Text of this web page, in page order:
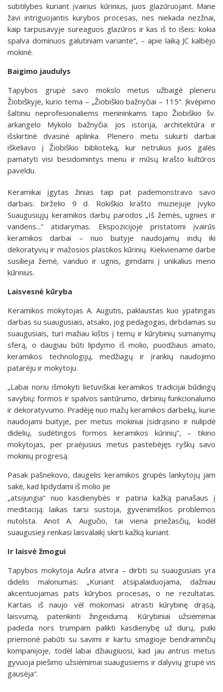
subtilybes kuriant įvairius kūrinius, juos glazūruojant. Mane
žavi intriguojantis kurybos procesas, nes niekada nezžnai,
kaip tarpusavyje sureaguos glazūros ir kas iš to išeis: kokia
spalva dominuos galutiniam variante“, – apie laiką JC kalbėjo
mokinė.
Baigimo jaudulys
Tapybos grupė savo mokslo metus užbaigė pleneru
Žiobiškyje, kurio tema – „Žiobiškio bažnyčiai – 115“. Įkvėpimo
šaltiniu neprofesionaliems menininkams tapo Žiobiškio šv.
arkangelo Mykolo bažnyčia: jos istorija, architektūra ir
išskirtinė dvasinė aplinka. Plenero metu sukurti darbai
iškeliavo į Žiobiškio biblioteką, kur netrukus juos galės
pamatyti visi besidomintys menu ir mūsų krašto kultūros
paveldu.
Keramikai įgytas žinias taip pat pademonstravo savo
darbais: birželio 9 d. Rokiškio krašto muziejuje įvyko
Suaugusiųjų keramikos darbų parodos „Iš žemės, ugnies ir
vandens...“ atidarymas. Ekspozicijoje pristatomi įvairūs
keramikos darbai – nuo buityje naudojamų indų iki
dekoratyvių ir mažosios plastikos kūrinių. Kiekviename darbe
susilieja žemė, vanduo ir ugnis, gimdami į unikalius meno
kūrinius.
Laisvesnė kūryba
Keramikos mokytojas A. Augutis, paklaustas kuo ypatingas
darbas su suaugusiais, atsako, jog pedagogas, dirbdamas su
suaugusiais, turi mažiau kištis į temų ir kūrybinių sumanymų
sferą, o daugiau būti lipdymo iš molio, puodžiaus amato,
keramikos technologijų, medžiagų ir įrankių naudojimo
patarėju ir mokytoju.
„Labai noriu išmokyti lietuviškai keramikos tradicijai būdingų
savybių: formos ir spalvos santūrumo, dirbinių funkcionalumo
ir dekoratyvumo. Pradėję nuo mažų keramikos darbelių, kurie
naudojami buityje, per metus mokiniai įsidrąsino ir nulipdė
didelių, sudėtingos formos keramikos kūrinių“, – tikino
mokytojas, per praėjusius metus pastebėjęs ryškų savo
mokinių progresą.
Pasak pašnekovo, daugelis keramikos grupės lankytojų jam
sakė, kad lipdydami iš molio jie
„atsijungia“ nuo kasdienybės ir patiria kažką panašaus į
meditaciją: laikas tarsi sustoja, gyvenimiškos problemos
nutolsta. Anot A. Augučio, tai viena priežasčių, kodėl
suaugusieji renkasi laisvalaikį skirti kažką kuriant.
Ir laisvė žmogui
Tapybos mokytoja Aušra atvira – dirbti su suaugusiais yra
didelis malonumas: „Kuriant atsipalaiduojama, dažniau
akcentuojamas pats kūrybos procesas, o ne rezultatas.
Kartais iš naujo vėl mokomasi atrasti kūrybinę drąsą,
laisvumą, patenkinti žingeidumą. Kūrybiniai užsiėmimai
padeda nors trumpam palikti kasdienybę už durų, puiki
priemonė pabūti su savimi ir kartu smagioje bendraminčių
kompanijoje, todėl labai džiaugiuosi, kad jau antrus metus
gyvuoja piešimo užsiėmimai suaugusiems ir dalyvių grupė vis
gausėja“.